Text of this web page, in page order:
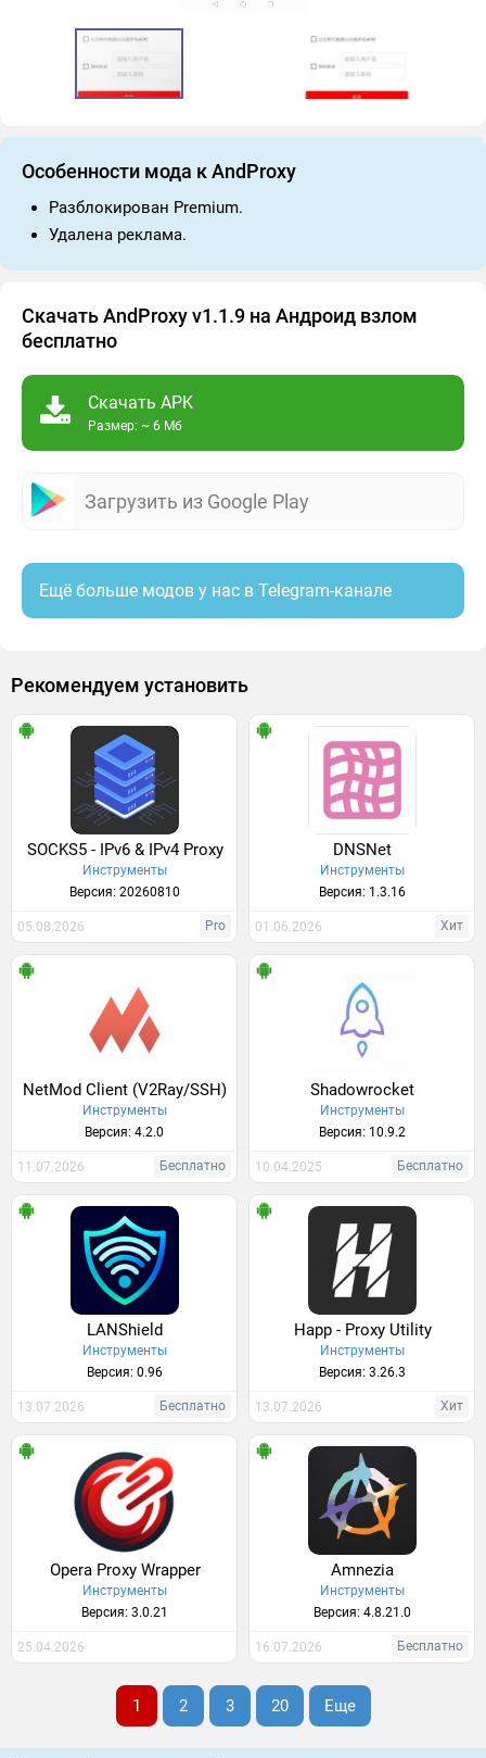
Особенности мода к AndProxy
Разблокирован Premium.
Удалена реклама.
Скачать AndProxy v1.1.9 на Андроид взлом
бесплатно
Скачать APK
Размер: ~ 6 Мб
Загрузить из Google Play
Ещё больше модов у нас в Telegram-канале
Рекомендуем установить
SOCKS5 - IPv6 & IPv4 Proxy
Инструменты
Версия: 20260810
05.08.2026 Pro
DNSNet
Инструменты
Версия: 1.3.16
01.06.2026 Хит
NetMod Client (V2Ray/SSH)
Инструменты
Версия: 4.2.0
11.07.2026 Бесплатно
Shadowrocket
Инструменты
Версия: 10.9.2
10.04.2025 Бесплатно
LANShield
Инструменты
Версия: 0.96
13.07.2026 Бесплатно
Happ - Proxy Utility
Инструменты
Версия: 3.26.3
13.07.2026 Хит
Opera Proxy Wrapper
Инструменты
Версия: 3.0.21
25.04.2026
Amnezia
Инструменты
Версия: 4.8.21.0
16.07.2026 Бесплатно
1 2 3 20 Еще